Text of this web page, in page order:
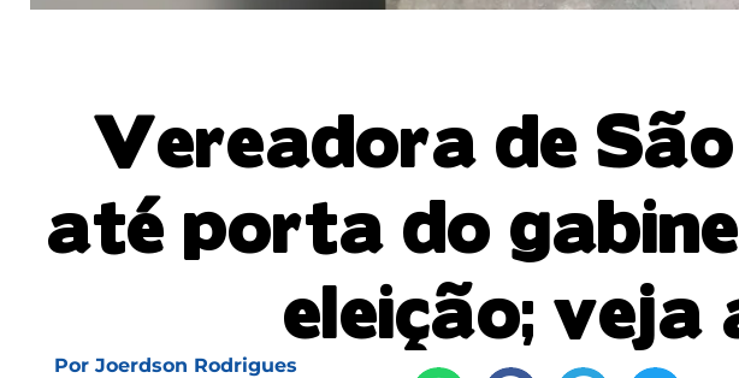
Vereadora de
até porta do
eleição;
Por Joerdson Rodrigues